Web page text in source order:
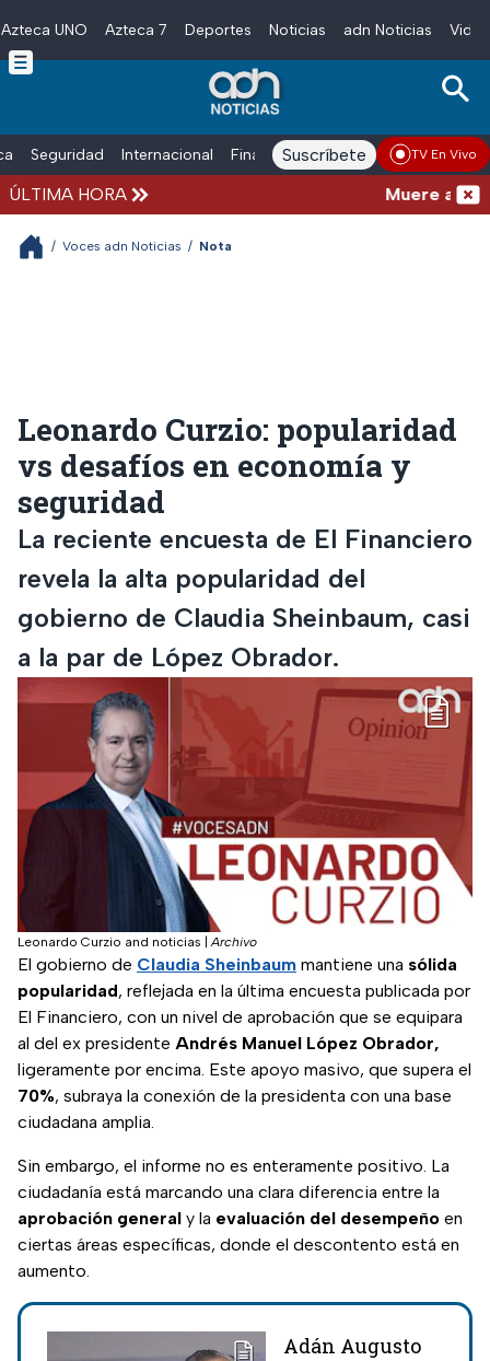
Skip to main content
Azteca UNO Azteca 7 Deportes Noticias adn Noticias
Seguridad Internacional Finanzas adn Noticias Radio
Suscríbete TV En Vivo
ÚLTIMA HORA Muere a los
/ Voces adn Noticias / Nota
Leonardo Curzio: popularidad
vs desafíos en economía y
seguridad
La reciente encuesta de El Financiero
revela la alta popularidad del
gobierno de Claudia Sheinbaum, casi
a la par de López Obrador.
Leonardo Curzio and noticias |Archivo
El gobierno de Claudia Sheinbaum mantiene una sólida
popularidad, reflejada en la última encuesta publicada por
El Financiero, con un nivel de aprobación que se equipara
al del ex presidente Andrés Manuel López Obrador,
ligeramente por encima. Este apoyo masivo, que supera el
70%, subraya la conexión de la presidenta con una base
ciudadana amplia.
Sin embargo, el informe no es enteramente positivo. La
ciudadanía está marcando una clara diferencia entre la
aprobación general y la evaluación del desempeño en
ciertas áreas específicas, donde el descontento está en
aumento.
Adán Augusto